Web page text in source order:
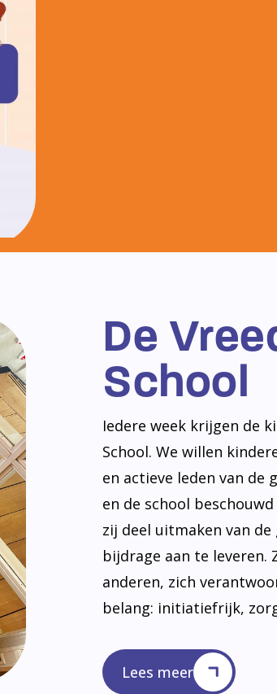
De
School
Iedere week krijgen de
School. We willen
en actieve leden van de
en de school
zij deel uitmaken van
bijdrage aan te leveren.
anderen, zich
belang: initiatiefrijk,
Lees meer